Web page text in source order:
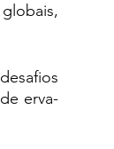
erva-